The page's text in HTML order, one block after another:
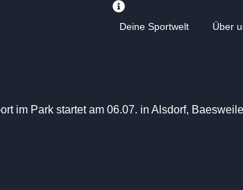
Deine Sportwelt Über
im Park startet am 06.07. in Alsdorf,